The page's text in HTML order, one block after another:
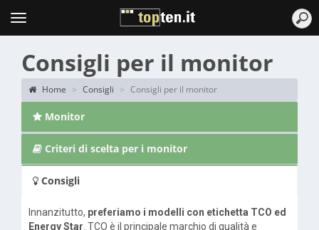
Topten
Menu
Consigli per il monitor
Home Consigli Consigli per il monitor
Monitor
Criteri di scelta per i monitor
Consigli
Innanzitutto, preferiamo i modelli con etichetta TCO ed
Energy Star . TCO è il principale marchio di qualità e